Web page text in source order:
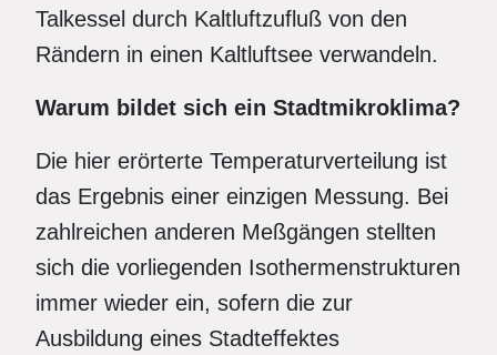
Talkessel durch Kaltluftzufluß von den
Rändern in einen Kaltluftsee verwandeln.
Warum bildet sich ein Stadtmikroklima?
Die hier erörterte Temperaturverteilung ist
das Ergebnis einer einzigen Messung. Bei
zahlreichen anderen Meßgängen stellten
sich die vorliegenden Isothermenstrukturen
immer wieder ein, sofern die zur
Ausbildung eines Stadteffektes